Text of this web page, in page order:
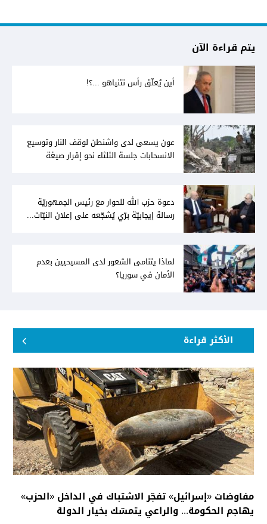
يتم قراءة الآن
أين يُعلّق رأس نتنياهو ...؟!
عون يسعى لدى واشنطن لوقف النار وتوسيع
الانسحابات جلسة الثلثاء نحو إقرار صيغة
دعوة حزب الله للحوار مع رئيس الجمهوريّة
رسالة إيجابيّة برّي يُشجّعه على إعلان النيّات...
لماذا يتنامى الشعور لدى المسيحيين بعدم
الأمان في سوريا؟
الأكثر قراءة
مفاوضات «إسرائيل» تفجّر الاشتباك في الداخل «الحزب»
يهاجم الحكومة... والراعي يتمسّك بخيار الدولة